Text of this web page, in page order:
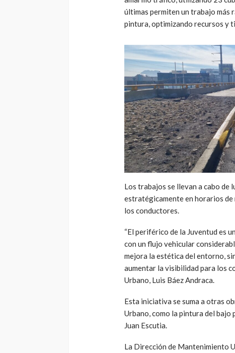
últimas permiten un trabajo más
pintura, optimizando recursos y
Los trabajos se llevan a cabo de
estratégicamente en horarios
los conductores.
“El periférico de la Juventud es
con un flujo vehicular
mejora la estética del entorno,
aumentar la visibilidad para los
Urbano, Luis Báez Andraca.
Esta iniciativa se suma a otras
Urbano, como la pintura del bajo
Juan Escutia.
La Dirección de Mantenimiento